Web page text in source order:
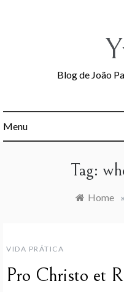
Blog de João
Menu
Tag:
Home »
VIDA PRÁTICA
Pro Christo et